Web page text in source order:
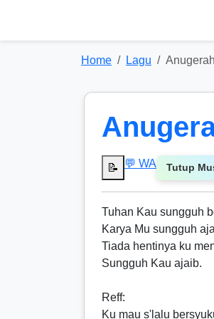
Home Lagu
📝 💬 WA Tutup
Tuhan Kau sungguh
Karya Mu sungguh
Tiada hentinya ku
Sungguh Kau ajaib.
Reff:
Ku mau s'lalu